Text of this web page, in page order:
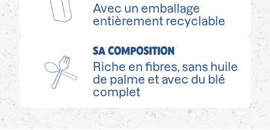
Avec un emballage
entièrement recyclable
SA COMPOSITION
Riche en fibres, sans huile
de palme et avec du blé
complet